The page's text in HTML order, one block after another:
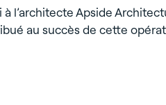
à l’architecte Apside
au succès de cette